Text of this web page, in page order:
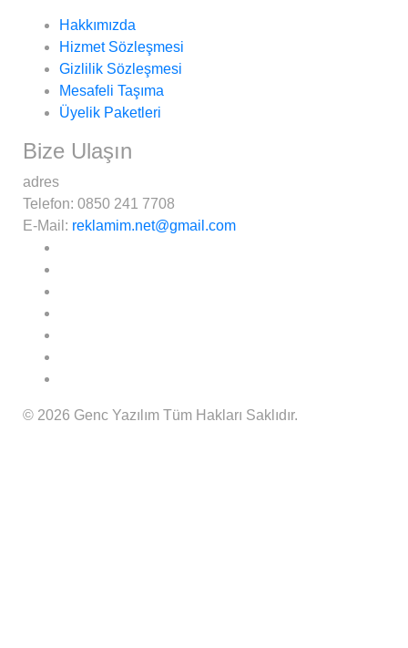
Hakkımızda
Hizmet Sözleşmesi
Gizlilik Sözleşmesi
Mesafeli Taşıma
Üyelik Paketleri
Bize Ulaşın
adres
Telefon: 0850 241 7708
E-Mail: reklamim.net@gmail.com
© 2026 Genc Yazılım Tüm Hakları Saklıdır.